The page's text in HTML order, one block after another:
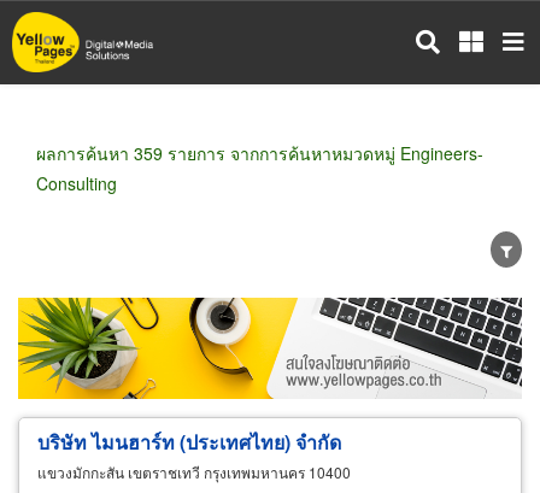
ข้าม
ไป
ผลการค้นหา 359 รายการ จากการค้นหาหมวดหมู่ Engineers-
Consulting
ขายส่ง ขายปลีก ผู้ผลิต
ตัวแทนจัดจำหน่าย
ผู้ส่งออก/นำเข้า
ธุรกิจบริการ
บริษัท ไมนฮาร์ท (ประเทศไทย) จำกัด
แขวงมักกะสัน เขตราชเทวี กรุงเทพมหานคร 10400